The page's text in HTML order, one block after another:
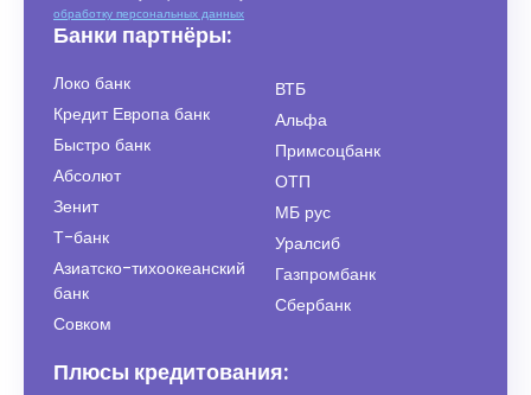
обработку персональных данных
Банки партнёры:
Локо банк
Кредит Европа банк
Быстро банк
Абсолют
Зенит
Т-банк
Азиатско-тихоокеанский
банк
Совком
ВТБ
Альфа
Примсоцбанк
ОТП
МБ рус
Уралсиб
Газпромбанк
Сбербанк
Плюсы кредитования: